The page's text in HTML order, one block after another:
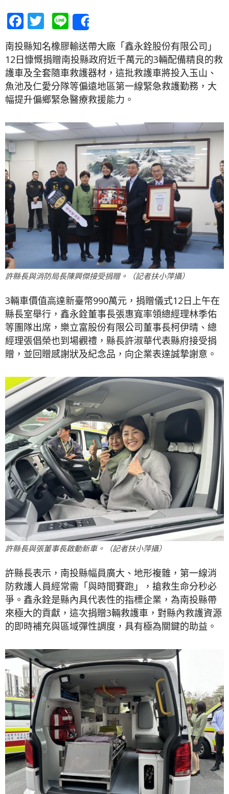
Facebook
Twitter
Line
南投縣知名橡膠輸送帶大廠「鑫永銓股份有限公司」
12日慷慨捐贈南投縣政府近千萬元的3輛配備精良的救
護車及全套隨車救護器材，這批救護車將投入玉山、
魚池及仁愛分隊等偏遠地區第一線緊急救護勤務，大
幅提升偏鄉緊急醫療救援能力。
許縣長與消防局長陳興傑接受捐贈。（記者扶小萍攝）
3輛車價值高達新臺幣990萬元，捐贈儀式12日上午在
縣長室舉行，鑫永銓董事長張惠寬率領總經理林季佑
等團隊出席，樂立富股份有限公司董事長柯伊晴、總
經理張倡榮也到場觀禮，縣長許淑華代表縣府接受捐
贈，並回贈感謝狀及紀念品，向企業表達誠摯謝意。
許縣長與張董事長啟動新車。（記者扶小萍攝）
許縣長表示，南投縣幅員廣大、地形複雜，第一線消
防救護人員經常需「與時間賽跑」，搶救生命分秒必
爭。鑫永銓是縣內具代表性的指標企業，為南投縣帶
來極大的貢獻，這次捐贈3輛救護車，對縣內救護資源
的即時補充與區域彈性調度，具有極為關鍵的助益。